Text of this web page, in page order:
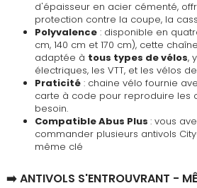
d'épaisseur en acier cémenté,
protection contre la coupe, la
Polyvalence : disponible en
cm, 140 cm et 170 cm), cette
adaptée à tous types de vélos,
électriques, les VTT, et les vélos
Praticité : chaine vélo fournie
carte à code pour reproduire les
besoin.
Compatible Abus Plus : vous
commander plusieurs antivols
même clé
➡️ ANTIVOLS S'ENTROUVRANT -